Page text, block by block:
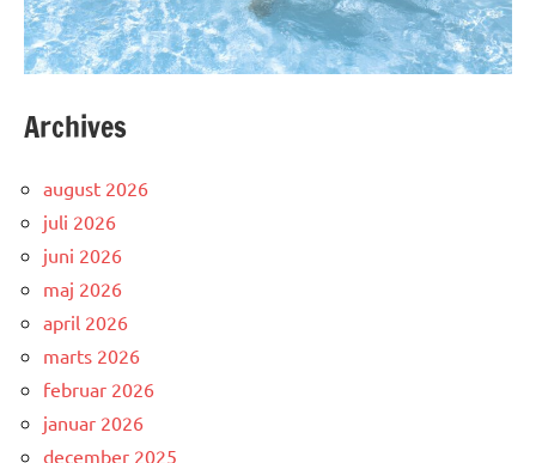
Archives
august 2026
juli 2026
juni 2026
maj 2026
april 2026
marts 2026
februar 2026
januar 2026
december 2025